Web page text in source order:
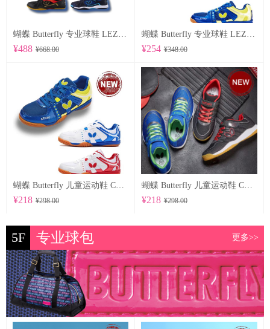
蝴蝶 Butterfly 专业球鞋 LEZOLINE-12
¥488 ¥668.00
蝴蝶 Butterfly 专业球鞋 LEZOLINE-10
¥254 ¥348.00
蝴蝶 Butterfly 儿童运动鞋 CHD-6
¥218 ¥298.00
蝴蝶 Butterfly 儿童运动鞋 CHD-5
¥218 ¥298.00
5F 专业球包 更多>>